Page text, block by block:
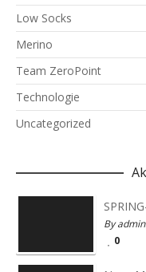
Low Socks
Merino
Team ZeroPoint
Technologie
Uncategorized
By
0